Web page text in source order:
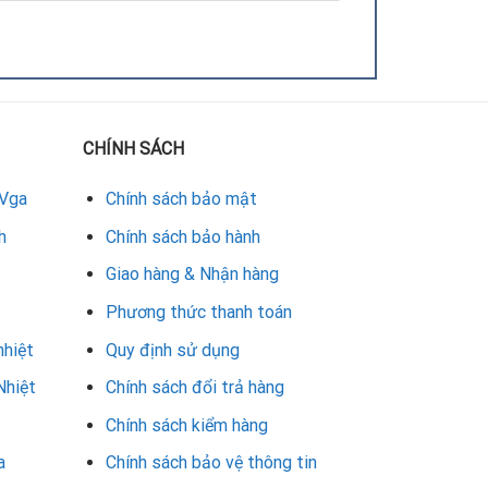
hàng sẽ nhận được:
CHÍNH SÁCH
Chính sách bảo mật
Chính sách bảo hành
Giao hàng & Nhận hàng
Phương thức thanh toán
Quy định sử dụng
Chính sách đổi trả hàng
Chính sách kiểm hàng
Chính sách bảo vệ thông tin